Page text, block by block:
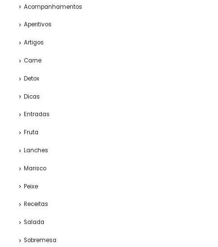
Acompanhamentos
Aperitivos
Artigos
Carne
Detox
Dicas
Entradas
Fruta
Lanches
Marisco
Peixe
Receitas
Salada
Sobremesa